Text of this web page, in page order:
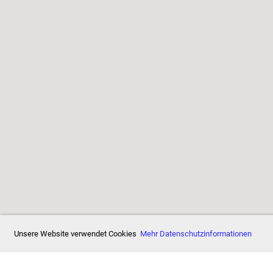
Unsere Website verwendet Cookies Mehr Datenschutzinformationen